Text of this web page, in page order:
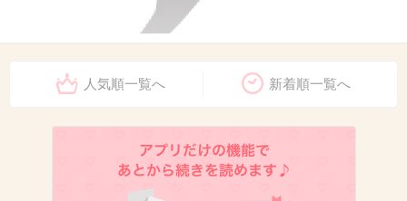
+44
人気順一覧へ 新着順一覧へ